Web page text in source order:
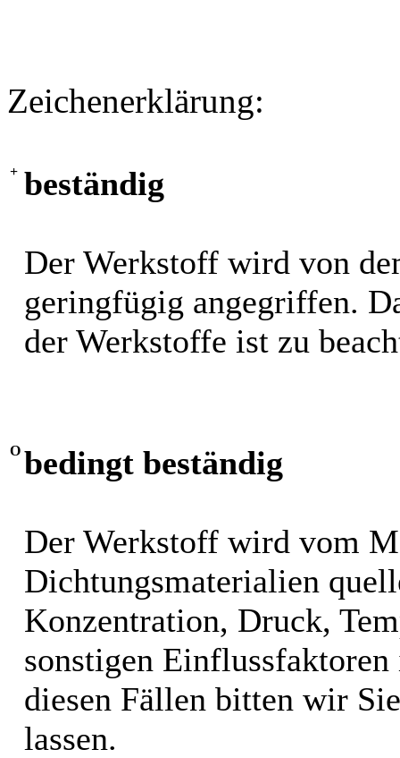
Zeichenerklärung:
+ beständig
Der Werkstoff wird von
geringfügig angegriffen.
der Werkstoffe ist zu
O bedingt beständig
Der Werkstoff wird vom
Dichtungsmaterialien
Konzentration, Druck,
sonstigen
diesen Fällen bitten wir
lassen.